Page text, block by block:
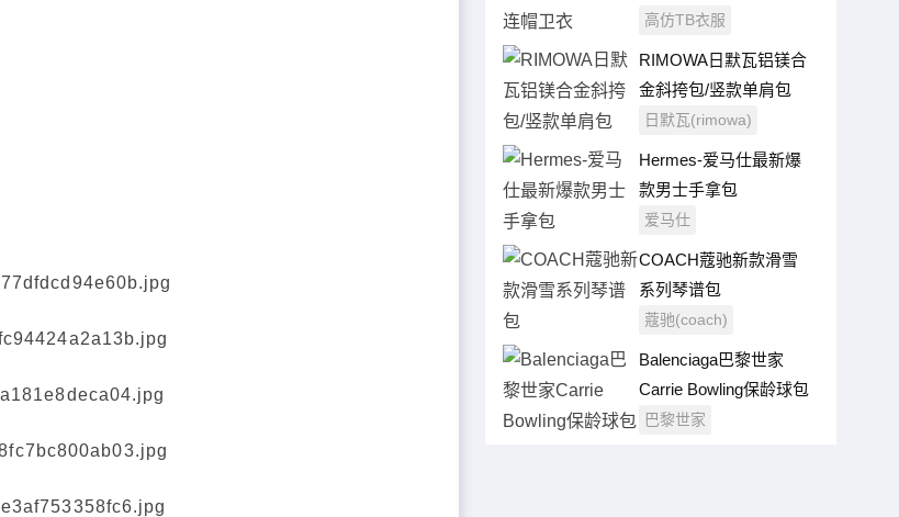
高仿TB衣服
RIMOWA日默瓦铝镁合
金斜挎包/竖款单肩包
日默瓦(rimowa)
Hermes-爱马仕最新爆
款男士手拿包
爱马仕
COACH蔻驰新款滑雪
系列琴谱包
蔻驰(coach)
Balenciaga巴黎世家
Carrie Bowling保龄球包
（小号）
巴黎世家